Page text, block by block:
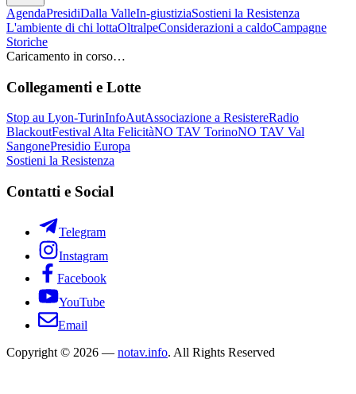
AgendaPresidiDalla ValleIn-giustiziaSostieni la Resistenza
L'ambiente di chi lottaOltralpeConsiderazioni a caldoCampagne
Storiche
Caricamento in corso…
Collegamenti e Lotte
Stop au Lyon-TurinInfoAutAssociazione a ResistereRadio
BlackoutFestival Alta FelicitàNO TAV TorinoNO TAV Val
SangonePresidio Europa
Sostieni la Resistenza
Contatti e Social
Telegram
Instagram
Facebook
YouTube
Email
Copyright © 2026 — notav.info. All Rights Reserved